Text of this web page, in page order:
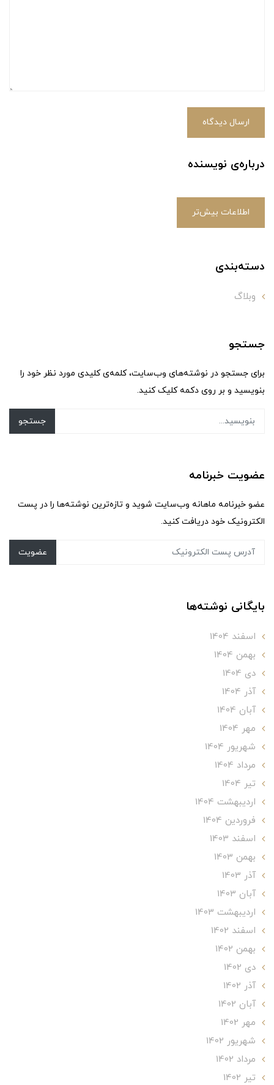
ارسال دیدگاه
درباره‌ی نویسنده
اطلاعات بیش‌تر
دسته‌بندی
وبلاگ
جستجو
برای جستجو در نوشته‌های وب‌سایت، کلمه‌ی کلیدی مورد نظر خود را
بنویسید و بر روی دکمه کلیک کنید.
جستجو
عضویت خبرنامه
عضو خبرنامه ماهانه وب‌سایت شوید و تازه‌ترین نوشته‌ها را در پست
الکترونیک خود دریافت کنید.
عضویت
بایگانی نوشته‌ها
اسفند 1404
بهمن 1404
دی 1404
آذر 1404
آبان 1404
مهر 1404
شهریور 1404
مرداد 1404
تير 1404
ارديبهشت 1404
فروردین 1404
اسفند 1403
بهمن 1403
آذر 1403
آبان 1403
ارديبهشت 1403
اسفند 1402
بهمن 1402
دی 1402
آذر 1402
آبان 1402
مهر 1402
شهریور 1402
مرداد 1402
تير 1402